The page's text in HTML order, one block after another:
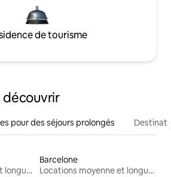
de tourisme
découvrir
pour des séjours prolongés
Locations moyenne et longue durée
Barcelone
Locations moyenne et longue durée